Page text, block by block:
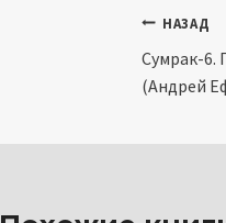
по
НАЗАД
Сумрак-6.
(Андрей